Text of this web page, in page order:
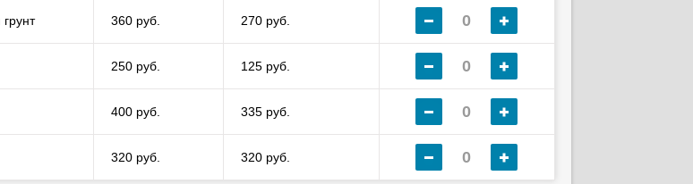
360 руб. 270 руб.
250 руб. 125 руб.
400 руб. 335 руб.
320 руб. 320 руб.